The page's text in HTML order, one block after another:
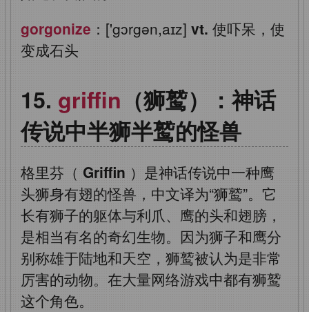
gorgonize ：['gɔrgən,aɪz] vt. 使吓呆，使
变成石头
griffin （狮鹫）：神话
传说中半狮半鹫的怪兽
格里芬（ Griffin ）是神话传说中一种鹰
头狮身有翅的怪兽，中文译为“狮鹫”。它
长有狮子的躯体与利爪、鹰的头和翅膀，
是相当有名的奇幻生物。因为狮子和鹰分
别称雄于陆地和天空，狮鹫被认为是非常
厉害的动物。在大量网络游戏中都有狮鹫
这个角色。